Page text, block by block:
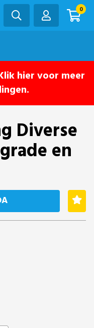
0
hier voor meer
Diverse
en